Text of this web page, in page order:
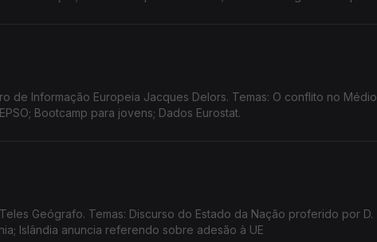
de Informação Europeia Jacques Delors. Temas: O conflito no Médio
Bootcamp para jovens; Dados Eurostat.
Geógrafo. Temas: Discurso do Estado da Nação proferido por D.
Islândia anuncia referendo sobre adesão à UE